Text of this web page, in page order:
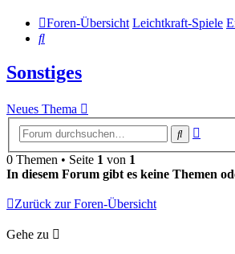
Foren-Übersicht Leichtkraft-Spiele
Suche
Sonstiges
Neues Thema
Suche
0 Themen • Seite 1 von 1
In diesem Forum gibt es keine Themen
Zurück zur Foren-Übersicht
Gehe zu